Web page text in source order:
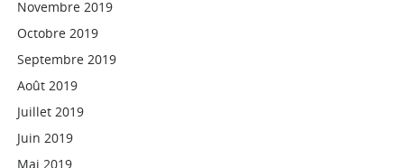
Novembre 2019
Octobre 2019
Septembre 2019
Août 2019
Juillet 2019
Juin 2019
Mai 2019